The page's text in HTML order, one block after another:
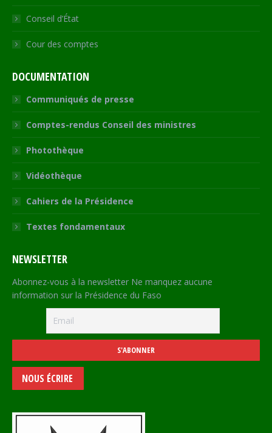
Conseil d’État
Cour des comptes
DOCUMENTATION
Communiqués de presse
Comptes-rendus Conseil des ministres
Photothèque
Vidéothèque
Cahiers de la Présidence
Textes fondamentaux
NEWSLETTER
Abonnez-vous à la newsletter Ne manquez aucune
information sur la Présidence du Faso
NOUS ÉCRIRE